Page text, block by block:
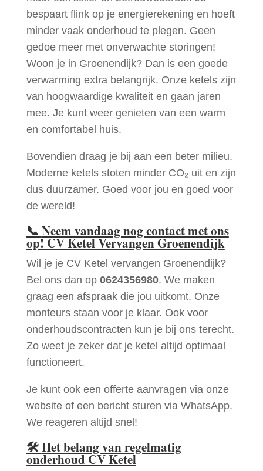
bespaart flink op je energierekening en hoeft
minder vaak onderhoud te plegen. Geen
gedoe meer met onverwachte storingen!
Woon je in Groenendijk? Dan is een goede
verwarming extra belangrijk. Onze ketels zijn
van hoogwaardige kwaliteit en gaan jaren
mee. Je kunt weer genieten van een warm
en comfortabel huis.
Bovendien draag je bij aan een beter milieu.
Moderne ketels stoten minder CO₂ uit en zijn
dus duurzamer. Goed voor jou en goed voor
de wereld!
📞 Neem vandaag nog contact met ons
op! CV Ketel Vervangen Groenendijk
Wil je je CV Ketel vervangen Groenendijk?
Bel ons dan op 0624356980. We maken
graag een afspraak die jou uitkomt. Onze
monteurs staan voor je klaar. Ook voor
onderhoudscontracten kun je bij ons terecht.
Zo weet je zeker dat je ketel altijd optimaal
functioneert.
Je kunt ook een offerte aanvragen via onze
website of een bericht sturen via WhatsApp.
We reageren altijd snel!
🛠Het belang van regelmatig
onderhoud CV Ketel